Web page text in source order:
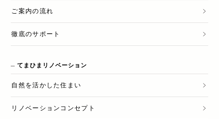
ご案内の流れ
徹底のサポート
てまひまリノベーション
自然を活かした住まい
リノベーションコンセプト